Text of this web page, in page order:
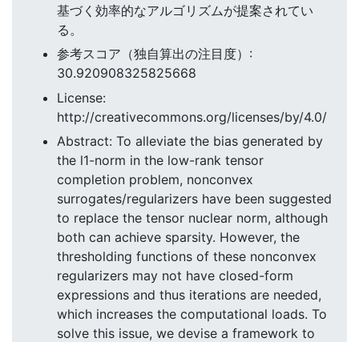
基づく効率的なアルゴリズムが提案されてい
る。
参考スコア（独自算出の注目度）:
30.920908325825668
License:
http://creativecommons.org/licenses/by/4.0/
Abstract: To alleviate the bias generated by
the l1-norm in the low-rank tensor
completion problem, nonconvex
surrogates/regularizers have been suggested
to replace the tensor nuclear norm, although
both can achieve sparsity. However, the
thresholding functions of these nonconvex
regularizers may not have closed-form
expressions and thus iterations are needed,
which increases the computational loads. To
solve this issue, we devise a framework to